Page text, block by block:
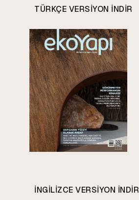
TÜRKÇE VERSIYON INDIR
INGILIZCE VERSIYON INDIR